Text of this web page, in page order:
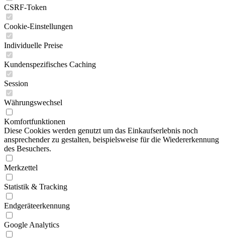
CSRF-Token
Cookie-Einstellungen
Individuelle Preise
Kundenspezifisches Caching
Session
Währungswechsel
Komfortfunktionen
Diese Cookies werden genutzt um das Einkaufserlebnis noch
ansprechender zu gestalten, beispielsweise für die Wiedererkennung
des Besuchers.
Merkzettel
Statistik & Tracking
Endgeräteerkennung
Google Analytics